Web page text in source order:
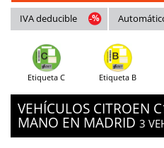
IVA deducible
Etiqueta C Etiqueta B
VEHÍCULOS CITROEN
MANO EN MADRID 3